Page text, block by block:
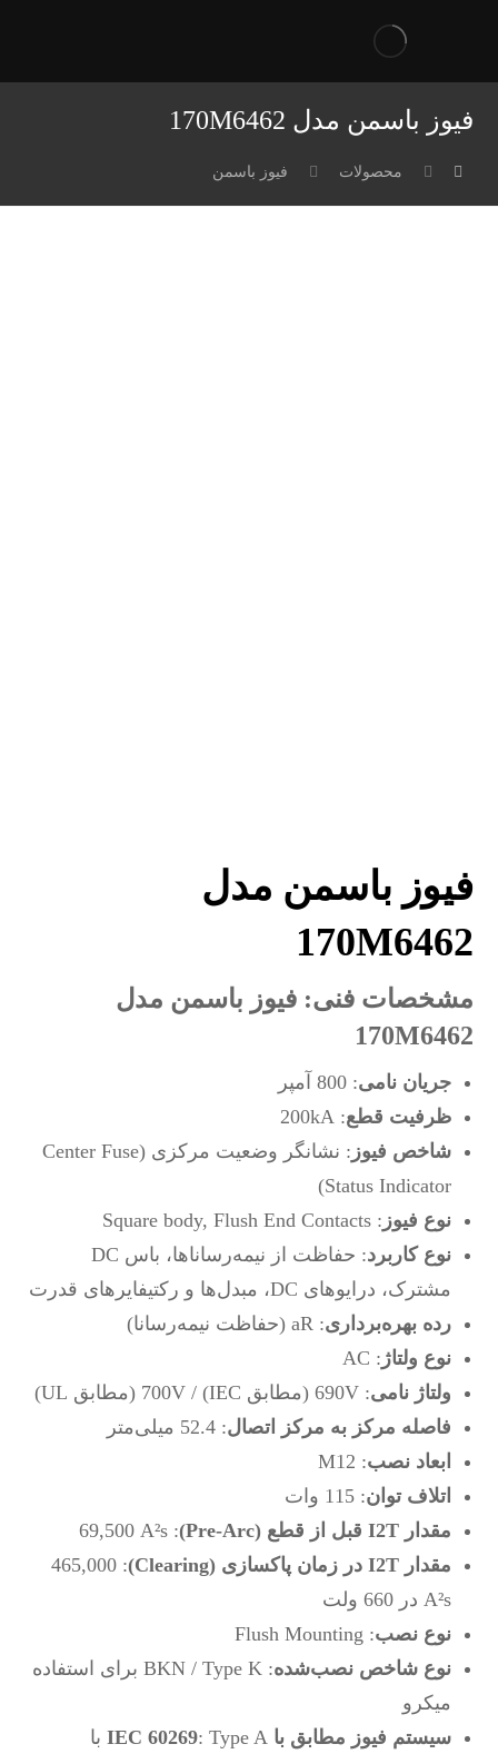
فیوز باسمن مدل 170M6462
محصولات فیوز باسمن
فیوز باسمن مدل
170M6462
مشخصات فنی: فیوز باسمن مدل
170M6462
جریان نامی: 800 آمپر
ظرفیت قطع: 200kA
شاخص فیوز
: نشانگر وضعیت مرکزی (Center Fuse
Status Indicator)
نوع فیوز : Square body, Flush End Contacts
نوع کاربرد
: حفاظت از نیمه‌رساناها، باس DC
مشترک، درایوهای DC، مبدل‌ها و رکتیفایرهای قدرت
رده بهره‌برداری: aR (حفاظت نیمه‌رسانا)
نوع ولتاژ : AC
ولتاژ نامی: 690V (مطابق IEC) / 700V (مطابق UL)
فاصله مرکز به مرکز اتصال: 52.4 میلی‌متر
ابعاد نصب: M12
اتلاف توان: 115 وات
مقدار I2T قبل از قطع (Pre-Arc)
: 69,500 A²s
مقدار I2T در زمان پاکسازی (Clearing)
: 465,000
A²s در 660 ولت
نوع نصب: Flush Mounting
نوع شاخص نصب‌شده
: BKN / Type K برای استفاده
میکرو
سیستم فیوز مطابق با IEC 60269
: Type A با